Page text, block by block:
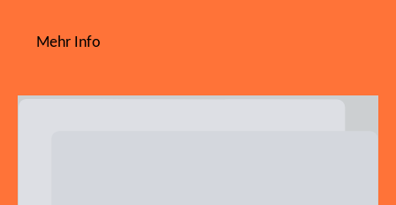
Mehr Info